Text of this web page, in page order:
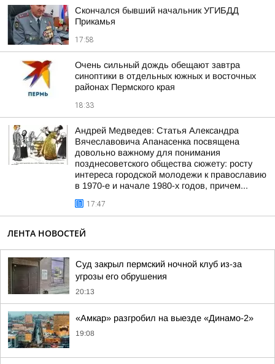
Скончался бывший начальник УГИБДД
Прикамья
17:58
Очень сильный дождь обещают завтра
синоптики в отдельных южных и восточных
районах Пермского края
18:33
Андрей Медведев: Статья Александра
Вячеславовича Апанасенка посвящена
довольно важному для понимания
позднесоветского общества сюжету: росту
интереса городской молодежи к православию
в 1970-е и начале 1980-х годов, причем...
17:47
ЛЕНТА НОВОСТЕЙ
Суд закрыл пермский ночной клуб из-за
угрозы его обрушения
20:13
«Амкар» разгробил на выезде «Динамо-2»
19:08